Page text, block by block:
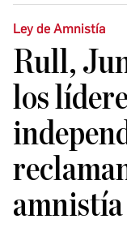
Ley de Amnistía
Rull,
los
amnistía